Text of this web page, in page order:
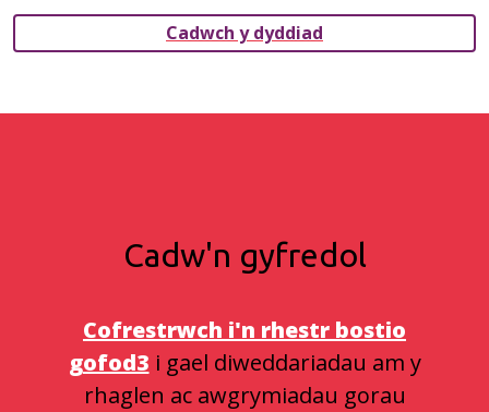
Cadwch y dyddiad
Cadw'n gyfredol
Cofrestrwch i'n rhestr bostio
gofod3 i gael diweddariadau am y
rhaglen ac awgrymiadau gorau